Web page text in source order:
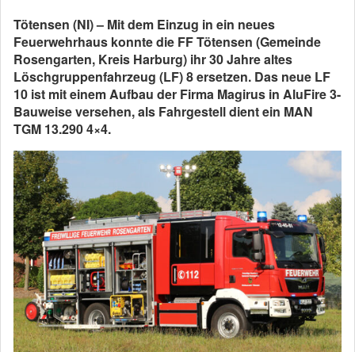
Tötensen (NI) – Mit dem Einzug in ein neues
Feuerwehrhaus konnte die FF Tötensen (Gemeinde
Rosengarten, Kreis Harburg) ihr 30 Jahre altes
Löschgruppenfahrzeug (LF) 8 ersetzen. Das neue LF
10 ist mit einem Aufbau der Firma Magirus in AluFire 3-
Bauweise versehen, als Fahrgestell dient ein MAN
TGM 13.290 4×4.